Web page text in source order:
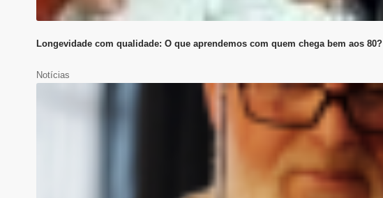
Longevidade com qualidade: O que aprendemos com quem chega bem aos 80?
Notícias